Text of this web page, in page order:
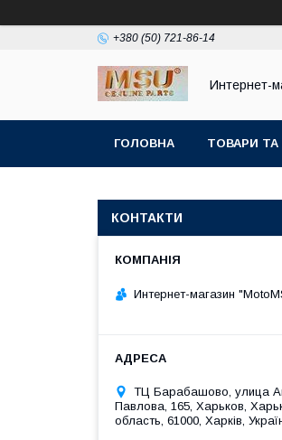
+380 (50) 721-86-14
Интернет-
ГОЛОВНА ТОВАРИ ТА
КОНТАКТИ
Интернет-магазин
ТЦ Барабашово, улица
Павлова, 165, Харьков,
область, 61000, Харків,